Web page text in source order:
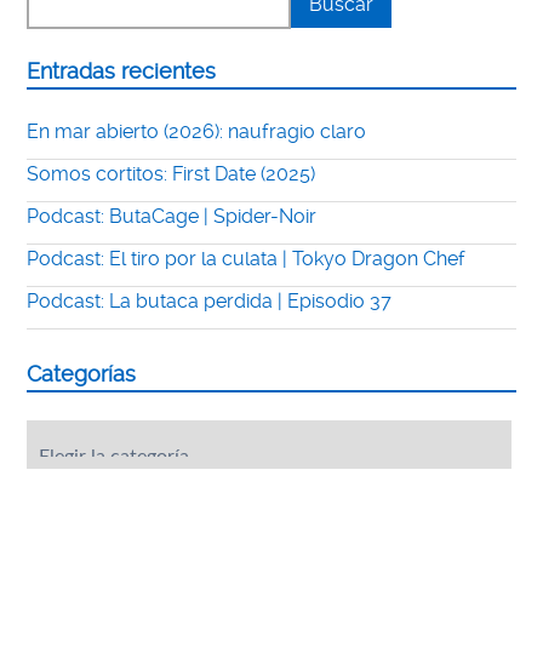
Entradas recientes
En mar abierto (2026): naufragio claro
Somos cortitos: First Date (2025)
Podcast: ButaCage | Spider-Noir
Podcast: El tiro por la culata | Tokyo Dragon Chef
Podcast: La butaca perdida | Episodio 37
Categorías